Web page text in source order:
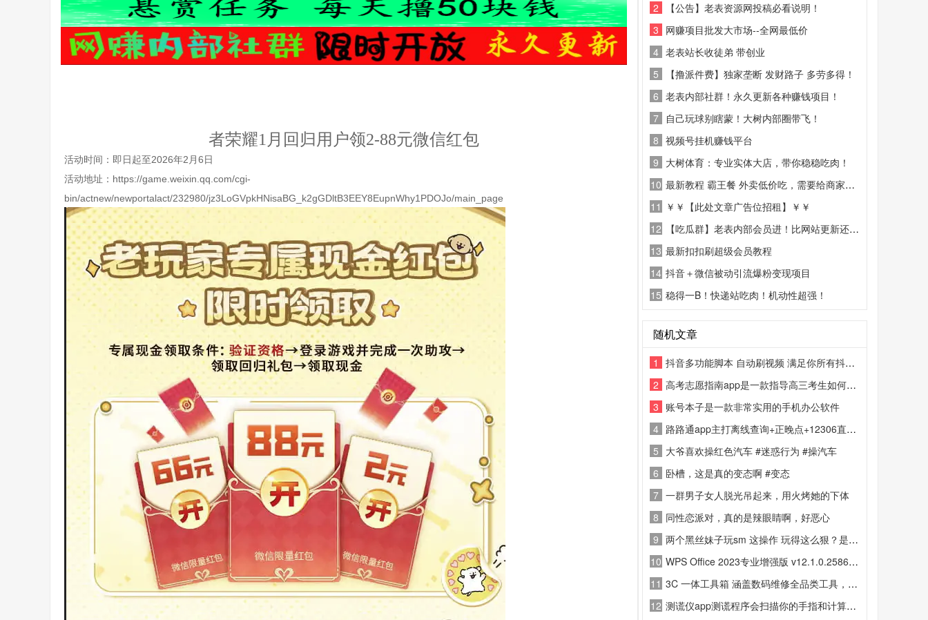
者荣耀1月回归用户领2-88元微信红包
活动时间：即日起至2026年2月6日
活动地址： https://game.weixin.qq.com/cgi-
bin/actnew/newportalact/232980/jz3LoGVpkHNisaBG_k2gGDltB3EEY8EupnWhy1PDOJo/main_page
2
【公告】老表资源网投稿必看说明！
3 网赚项目批发大市场--全网最低价
4 老表站长收徒弟 带创业
5
【撸派件费】独家垄断 发财路子 多劳多得！
6 老表内部社群！永久更新各种赚钱项目！
7 自己玩球别瞎蒙！大树内部圈带飞！
8 视频号挂机赚钱平台
9 大树体育：专业实体大店，带你稳稳吃肉！
10 最新教程 霸王餐 外卖低价吃，需要给商家好评
11 ￥￥【此处文章广告位招租】￥￥
12
【吃瓜群】老表内部会员进！比网站更新还精彩！
13 最新扣扣刷超级会员教程
14 抖音＋微信被动引流爆粉变现项目
15 稳得一B！快递站吃肉！机动性超强！
随机文章
1
抖音多功能脚本 自动刷视频 满足你所有抖音方面所需要的功
2 高考志愿指南app是一款指导高三考生如何根据自己预估或实际的高考分数填写高考志愿的APP
3 账号本子是一款非常实用的手机办公软件
4 路路通app主打离线查询+正晚点+12306直连购票
5 大爷喜欢操红色汽车 #迷惑行为 #操汽车
6 卧槽，这是真的变态啊 #变态
7 一群男子女人脱光吊起来，用火烤她的下体
8 同性恋派对，真的是辣眼睛啊，好恶心
9 两个黑丝妹子玩sm 这操作 玩得这么狠？是来报仇的吗
10 WPS Office 2023专业增强版 v12.1.0.25860 永久激活版
11 3C 一体工具箱 涵盖数码维修全品类工具，省心便捷
12 测谎仪app测谎程序会扫描你的手指和计算的结果